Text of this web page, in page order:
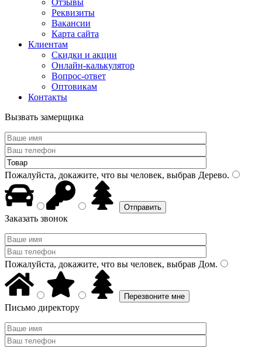
Отзывы
Реквизиты
Вакансии
Карта сайта
Клиентам
Скидки и акции
Онлайн-калькулятор
Вопрос-ответ
Оптовикам
Контакты
Вызвать замерщика
Пожалуйста, докажите, что вы человек, выбрав Дерево.
Заказать звонок
Пожалуйста, докажите, что вы человек, выбрав Дом.
Письмо директору